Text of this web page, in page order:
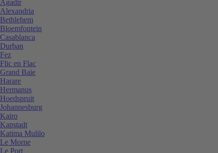
Agadir
Alexandria
Bethlehem
Bloemfontein
Casablanca
Durban
Fez
Flic en Flac
Grand Baie
Harare
Hermanus
Hoedspruit
Johannesburg
Kairo
Kapstadt
Katima Mulilo
Le Morne
Le Port